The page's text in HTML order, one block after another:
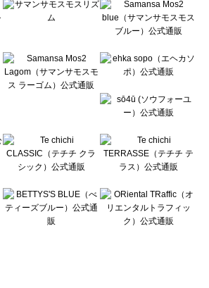
）の一覧
ブルー）の一覧
の一覧